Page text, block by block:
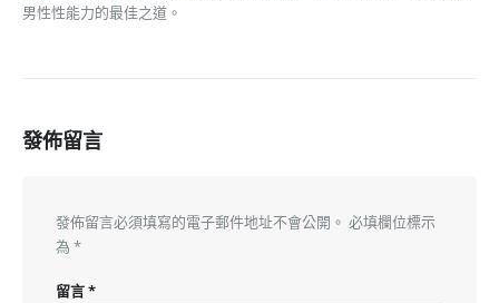
男性性能力的最佳之道。
發佈留言
發佈留言必須填寫的電子郵件地址不會公開。 必填欄位標示
為 *
留言*